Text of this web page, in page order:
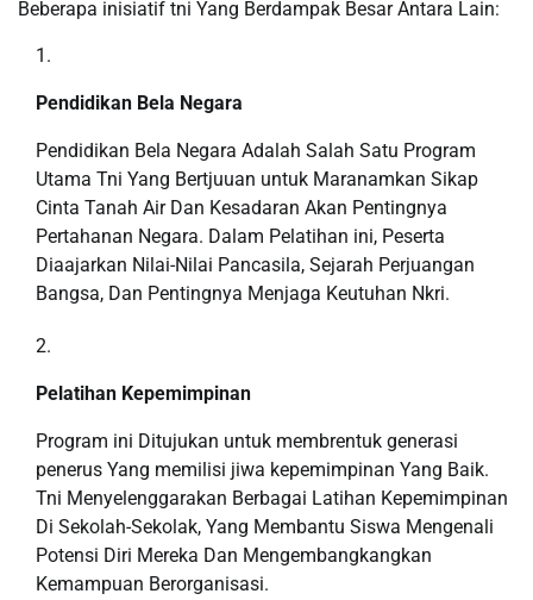
Beberapa inisiatif tni Yang Berdampak Besar Antara Lain:
Pendidikan Bela Negara
Pendidikan Bela Negara Adalah Salah Satu Program
Utama Tni Yang Bertjuuan untuk Maranamkan Sikap
Cinta Tanah Air Dan Kesadaran Akan Pentingnya
Pertahanan Negara. Dalam Pelatihan ini, Peserta
Diaajarkan Nilai-Nilai Pancasila, Sejarah Perjuangan
Bangsa, Dan Pentingnya Menjaga Keutuhan Nkri.
Pelatihan Kepemimpinan
Program ini Ditujukan untuk membrentuk generasi
penerus Yang memilisi jiwa kepemimpinan Yang Baik.
Tni Menyelenggarakan Berbagai Latihan Kepemimpinan
Di Sekolah-Sekolak, Yang Membantu Siswa Mengenali
Potensi Diri Mereka Dan Mengembangkangkan
Kemampuan Berorganisasi.